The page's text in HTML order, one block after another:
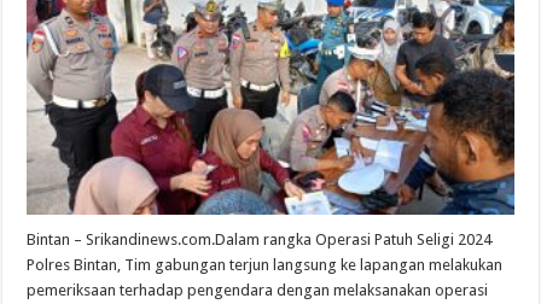
Bintan – Srikandinews.com.Dalam rangka Operasi Patuh Seligi 2024
Polres Bintan, Tim gabungan terjun langsung ke lapangan melakukan
pemeriksaan terhadap pengendara dengan melaksanakan operasi